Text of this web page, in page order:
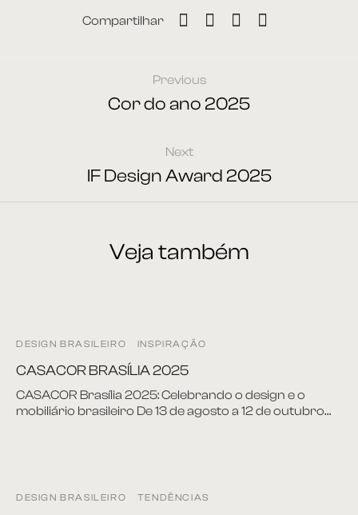
Compartilhar
Previous
Cor do ano 2025
Next
IF Design Award 2025
Veja também
DESIGN BRASILEIRO INSPIRAÇÃO
CASACOR BRASÍLIA 2025
CASACOR Brasília 2025: Celebrando o design e o
mobiliário brasileiro De 13 de agosto a 12 de outubro…
DESIGN BRASILEIRO TENDÊNCIAS